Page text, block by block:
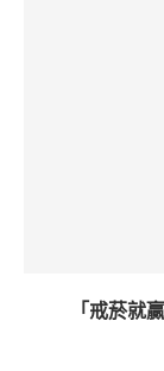
「戒菸就